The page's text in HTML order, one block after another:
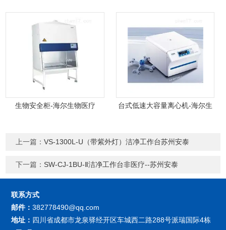
生物安全柜-海尔生物医疗
台式低速大容量离心机-海尔生
上一篇：VS-1300L-U（带紫外灯）洁净工作台苏州安泰
下一篇： SW-CJ-1BU-Ⅱ洁净工作台非医疗--苏州安泰
联系方式
邮件：382778490@qq.com
地址： 四川省成都市龙泉驿经开区车城西二路288号派瑞国际4栋